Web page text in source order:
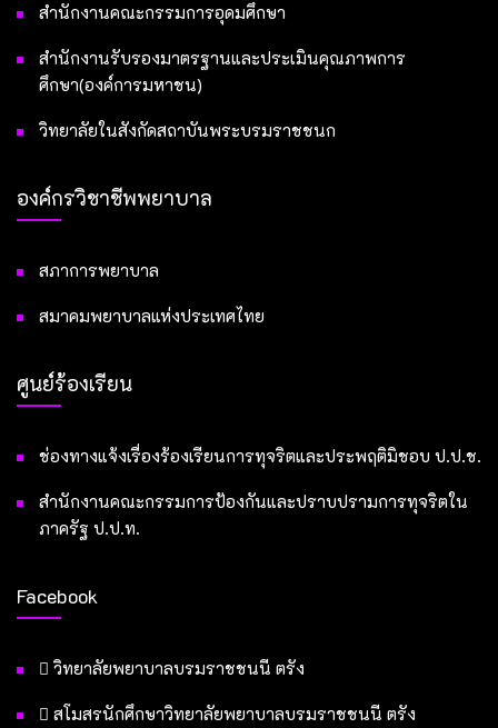
สำนักงานคณะกรรมการอุดมศึกษา
สำนักงานรับรองมาตรฐานและประเมินคุณภาพการ
ศึกษา(องค์การมหาชน)
วิทยาลัยในสังกัดสถาบันพระบรมราชชนก
องค์กรวิชาชีพพยาบาล
สภาการพยาบาล
สมาคมพยาบาลแห่งประเทศไทย
ศูนย์ร้องเรียน
ช่องทางแจ้งเรื่องร้องเรียนการทุจริตและประพฤติมิชอบ ป.ป.ช.
สำนักงานคณะกรรมการป้องกันและปราบปรามการทุจริตใน
ภาครัฐ ป.ป.ท.
Facebook
วิทยาลัยพยาบาลบรมราชชนนี ตรัง
สโมสรนักศึกษาวิทยาลัยพยาบาลบรมราชชนนี ตรัง